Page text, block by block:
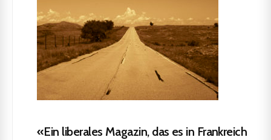
«Ein liberales Magazin, das es in Frankreich